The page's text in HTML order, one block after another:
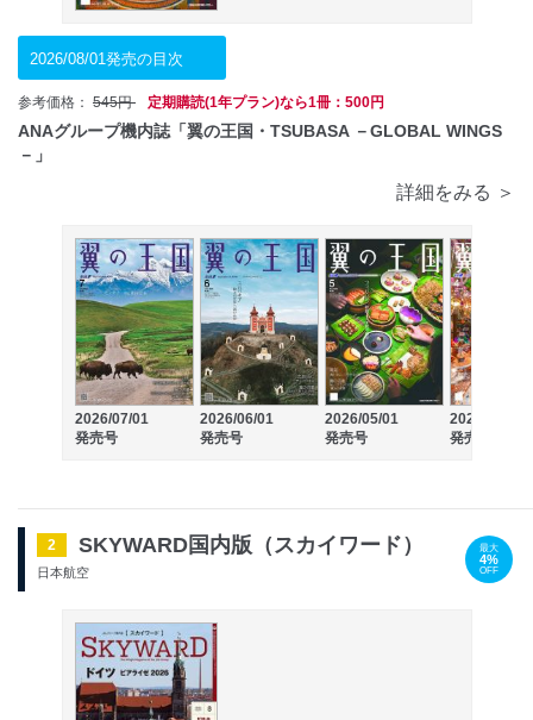
2026/08/01発売の目次
参考価格： 545円 定期購読(1年プラン)なら1冊：500円
ANAグループ機内誌「翼の王国・TSUBASA －GLOBAL WINGS
－」
詳細をみる ＞
2026/07/01
発売号
2026/06/01
発売号
2026/05/01
発売号
2026/04/01
発売号
2 SKYWARD国内版（スカイワード）
日本航空
最大
4%
OFF